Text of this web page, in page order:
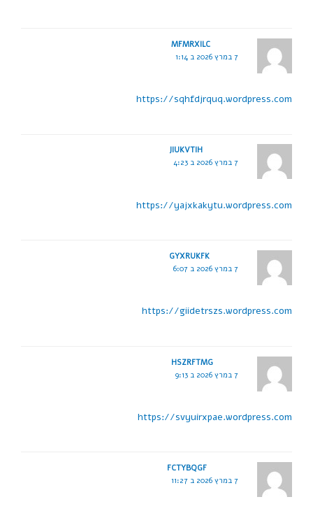
MFMRXILC
7 במרץ 2026 ב 1:14
https://sqhfdjrquq.wordpress.com
JIUKVTIH
7 במרץ 2026 ב 4:23
https://yajxkakytu.wordpress.com
GYXRUKFK
7 במרץ 2026 ב 6:07
https://giidetrszs.wordpress.com
HSZRFTMG
7 במרץ 2026 ב 9:13
https://svyuirxpae.wordpress.com
FCTYBQGF
7 במרץ 2026 ב 11:27